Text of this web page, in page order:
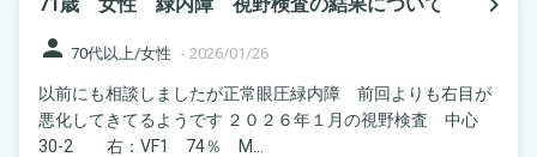
71歳 女性 緑内障 視野検査の結果について
person 70代以上/女性 - 2026/01/26
以前にも相談しましたが正常眼圧緑内障 前回よりも右目が
悪化してきてるようです ２０２６年１月の視野検査 中心
30-2 右：VF1 74％ M...